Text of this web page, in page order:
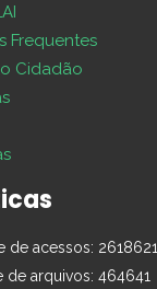
Frequentes
Cidadão
de acessos: 2618621
de arquivos: 464641